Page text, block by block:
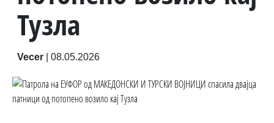
Тузла
Vecer 08.05.2026